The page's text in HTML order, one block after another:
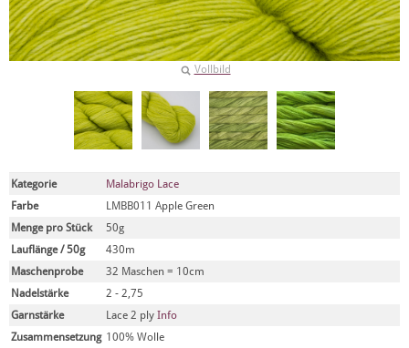
Vollbild
Kategorie
Malabrigo Lace
Farbe
LMBB011 Apple Green
Menge pro Stück
50g
Lauflänge / 50g
430m
Maschenprobe
32 Maschen = 10cm
Nadelstärke
2 - 2,75
Garnstärke
Lace 2 ply Info
Zusammensetzung 100% Wolle